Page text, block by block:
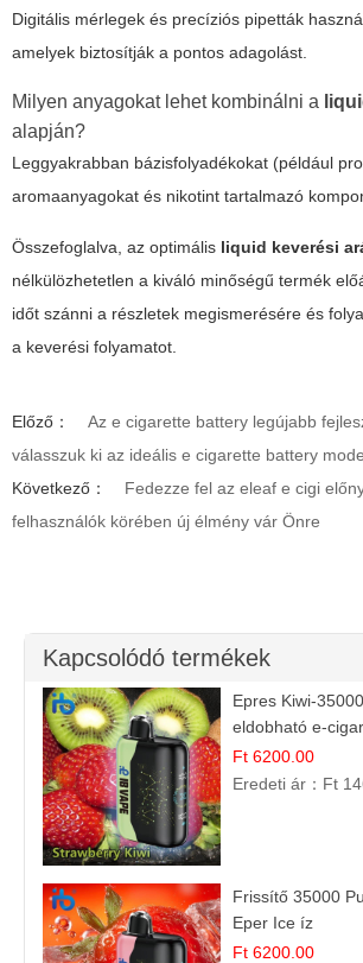
Digitális mérlegek és precíziós pipetták
amelyek biztosítják a pontos adagolást.
Milyen anyagokat lehet kombinálni a
alapján?
Leggyakrabban bázisfolyadékokat (például
aromaanyagokat és nikotint tartalmazó
Összefoglalva, az optimális liquid keverési
nélkülözhetetlen a kiváló minőségű termék
időt szánni a részletek megismerésére és
a keverési folyamatot.
Előző：
Az e cigarette battery legújabb
válasszuk ki az ideális e cigarette battery
Következő：
Fedezze fel az eleaf e cigi
felhasználók körében új élmény vár Önre
Kapcsolódó termékek
Epres Kiwi-
eldobható e-
Ft 6200.00
Eredeti ár： Ft
Frissítő 35000
Eper Ice íz
Ft 6200.00